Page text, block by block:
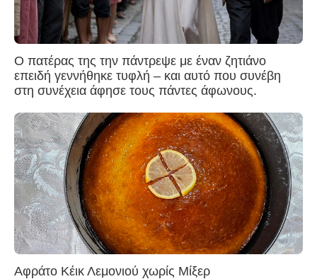
Ο πατέρας της την πάντρεψε με έναν ζητιάνο
επειδή γεννήθηκε τυφλή – και αυτό που συνέβη
στη συνέχεια άφησε τους πάντες άφωνους.
Αφράτο Κέικ Λεμονιού χωρίς Μίξερ